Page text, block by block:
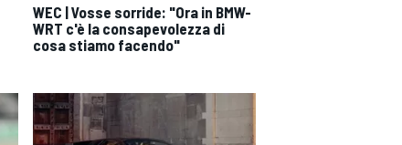
WEC | Vosse sorride: "Ora in BMW-
WRT c'è la consapevolezza di
cosa stiamo facendo"